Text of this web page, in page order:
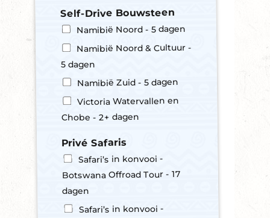
Self-Drive Bouwsteen
Namibië Noord - 5 dagen
Namibië Noord & Cultuur -
5 dagen
Namibië Zuid - 5 dagen
Victoria Watervallen en
Chobe - 2+ dagen
Privé Safaris
Safari’s in konvooi -
Botswana Offroad Tour - 17
dagen
Safari’s in konvooi -